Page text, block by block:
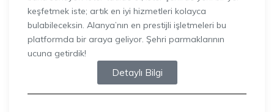
keşfetmek iste; artık en iyi hizmetleri kolayca
bulabileceksin. Alanya’nın en prestijli işletmeleri bu
platformda bir araya geliyor. Şehri parmaklarının
ucuna getirdik!
Detaylı Bilgi